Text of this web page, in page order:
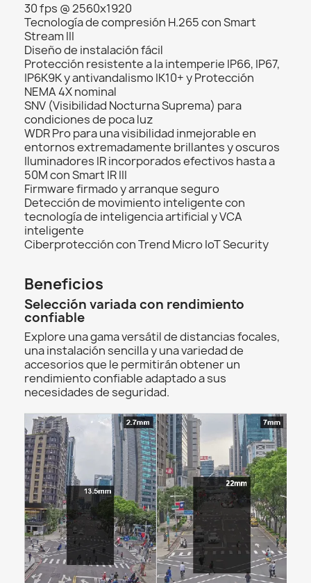
30 fps @ 2560x1920
Tecnología de compresión H.265 con Smart
Stream III
Diseño de instalación fácil
Protección resistente a la intemperie IP66, IP67,
IP6K9K y antivandalismo IK10+ y Protección
NEMA 4X nominal
SNV (Visibilidad Nocturna Suprema) para
condiciones de poca luz
WDR Pro para una visibilidad inmejorable en
entornos extremadamente brillantes y oscuros
Iluminadores IR incorporados efectivos hasta a
50M con Smart IR III
Firmware firmado y arranque seguro
Detección de movimiento inteligente con
tecnología de inteligencia artificial y VCA
inteligente
Ciberprotección con Trend Micro IoT Security
Beneficios
Selección variada con rendimiento
confiable
Explore una gama versátil de distancias focales,
una instalación sencilla y una variedad de
accesorios que le permitirán obtener un
rendimiento confiable adaptado a sus
necesidades de seguridad.